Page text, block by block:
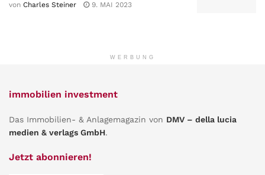
von Charles Steiner 9. MAI 2023
WERBUNG
immobilien investment
Das Immobilien- & Anlagemagazin von DMV – della lucia
medien & verlags GmbH.
Jetzt abonnieren!